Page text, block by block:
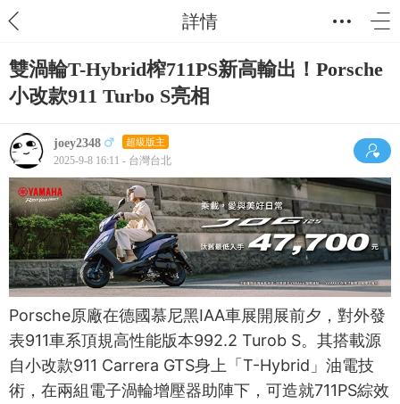
詳情
雙渦輪T-Hybrid榨711PS新高輸出！Porsche
小改款911 Turbo S亮相
joey2348 超級版主
2025-9-8 16:11 - 台灣台北
Porsche原廠在德國慕尼黑IAA車展開展前夕，對外發
表911車系頂規高性能版本992.2 Turob S。其搭載源
自小改款911 Carrera GTS身上「T-Hybrid」油電技
術，在兩組電子渦輪增壓器助陣下，可造就711PS綜效